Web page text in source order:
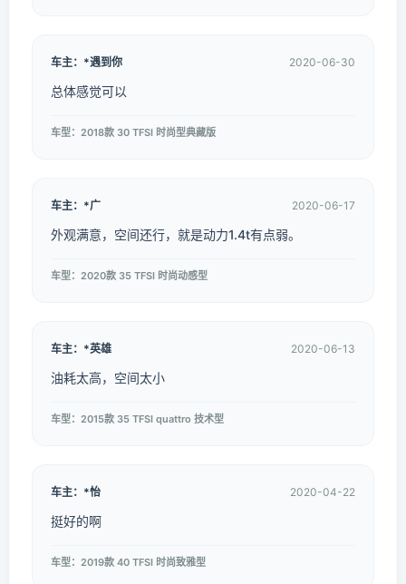
车主：*遇到你 2020-06-30
总体感觉可以
车型：2018款 30 TFSI 时尚型典藏版
车主：*广 2020-06-17
外观满意，空间还行，就是动力1.4t有点弱。
车型：2020款 35 TFSI 时尚动感型
车主：*英雄 2020-06-13
油耗太高，空间太小
车型：2015款 35 TFSI quattro 技术型
车主：*怡 2020-04-22
挺好的啊
车型：2019款 40 TFSI 时尚致雅型